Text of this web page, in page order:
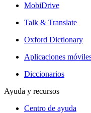
MobiDrive
Talk & Translate
Oxford Dictionary
Aplicaciones
Diccionarios
Ayuda y recursos
Centro de ayuda